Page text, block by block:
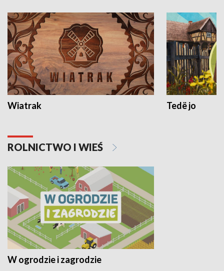
Wiatrak Tedë jo
ROLNICTWO I WIEŚ
W ogrodzie i zagrodzie